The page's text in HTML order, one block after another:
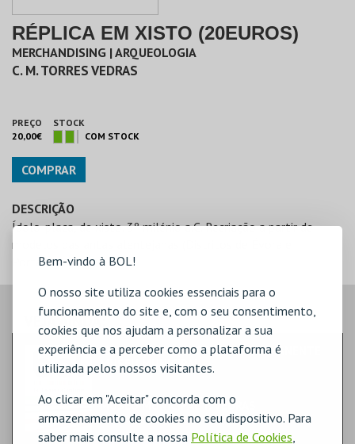
Bem-vindo à BOL!
O nosso site utiliza cookies essenciais para o
funcionamento do site e, com o seu consentimento,
cookies que nos ajudam a personalizar a sua
experiência e a perceber como a plataforma é
utilizada pelos nossos visitantes.
Ao clicar em "Aceitar" concorda com o
armazenamento de cookies no seu dispositivo. Para
saber mais consulte a nossa Política de Cookies
RÉPLICA EM XISTO (20EUROS)
MERCHANDISING | ARQUEOLOGIA
C. M. TORRES VEDRAS
PREÇO
20,00€
STOCK
COM STOCK
COMPRAR
DESCRIÇÃO
Ídolo-placa, de xisto. 3º milénio a.C. Recriação a partir de
modelos das antas alentejanas (Distritos de Évora e
Portalegre)
VEJA AINDA:
EXPOSIÇÃO TEMPORARIA E PERMANENTE
MUSEU MUNICIPAL
FAMÍLIA | EXPOSIÇÃO
MUSEU MUNICIPAL T. VEDRAS
MUSEU